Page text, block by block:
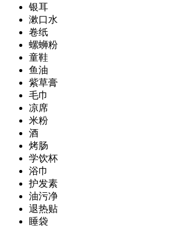
银耳
漱口水
卷纸
螺蛳粉
童鞋
鱼油
紫草膏
毛巾
凉席
米粉
酒
烤肠
学饮杯
浴巾
护发素
油污净
退热贴
睡袋